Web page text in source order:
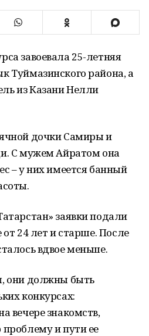
завоевала 25-летняя
Туймазинского района, а
из Казани Нелли
дочки Самиры и
С мужем Айратом она
– у них имеется банный
заявки подали
24 лет и старше. После
вдвое меньше.
они должны быть
конкурсах:
вечере знакомств,
проблему и пути ее